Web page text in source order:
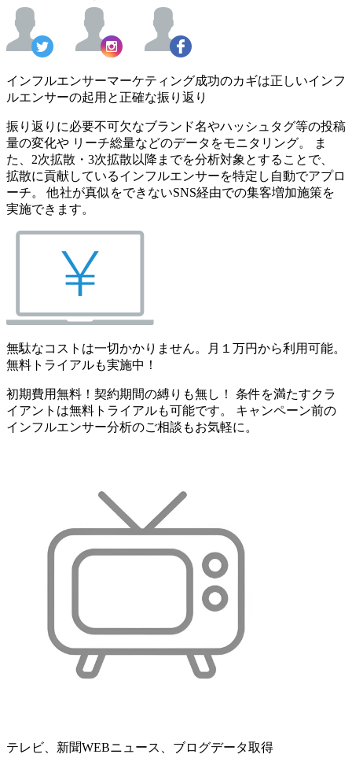
インフルエンサーマーケティング成功のカギは正しいインフ
ルエンサーの起用と正確な振り返り
振り返りに必要不可欠なブランド名やハッシュタグ等の投稿
量の変化や リーチ総量などのデータをモニタリング。 ま
た、2次拡散・3次拡散以降までを分析対象とすることで、
拡散に貢献しているインフルエンサーを特定し自動でアプロ
ーチ。 他社が真似をできないSNS経由での集客増加施策を
実施できます。
無駄なコストは一切かかりません。月１万円から利用可能。
無料トライアルも実施中！
初期費用無料！契約期間の縛りも無し！ 条件を満たすクラ
イアントは無料トライアルも可能です。 キャンペーン前の
インフルエンサー分析のご相談もお気軽に。
テレビ、新聞WEBニュース、ブログデータ取得